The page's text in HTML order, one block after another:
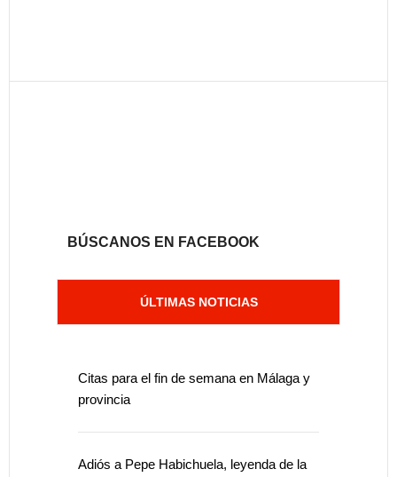
BÚSCANOS EN FACEBOOK
ÚLTIMAS NOTICIAS
Citas para el fin de semana en Málaga y
provincia
Adiós a Pepe Habichuela, leyenda de la